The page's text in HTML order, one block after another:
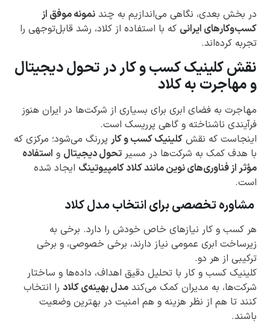
در بخش بعدی، نگاهی می‌اندازیم به چند نمونه موفق از
کسب‌وکارهای ایرانی که با استفاده از کلاد، رشد قابل‌توجهی را
تجربه کرده‌اند.
نقش کلینیک کسب و کار در تحول دیجیتال
و مهاجرت به کلاد
مهاجرت به فضای ابری برای بسیاری از شرکت‌ها در ایران هنوز
فرآیندی ناشناخته و گاهی پرریسک است.
اینجاست که نقش کلینیک کسب و کار پررنگ می‌شود؛ مرکزی که
با هدف کمک به شرکت‌ها در مسیر تحول دیجیتال و استفاده
مؤثر از فناوری‌های نوین مانند کلاد کامپیوتینگ ایجاد شده
است.
مشاوره تخصصی برای انتخاب مدل کلاد
هر کسب و کار نیازهای خاص خودش را دارد. برخی به
زیرساخت ابری عمومی نیاز دارند، برخی خصوصی، و برخی
ترکیبی از هر دو.
کلینیک کسب و کار با تحلیل دقیق اهداف، داده‌ها و ساختار
شرکت‌ها، به مدیران کمک می‌کند مدل بهینه‌ی کلاد را انتخاب
کنند تا هم از نظر هزینه و هم امنیت در بهترین وضعیت
باشند.